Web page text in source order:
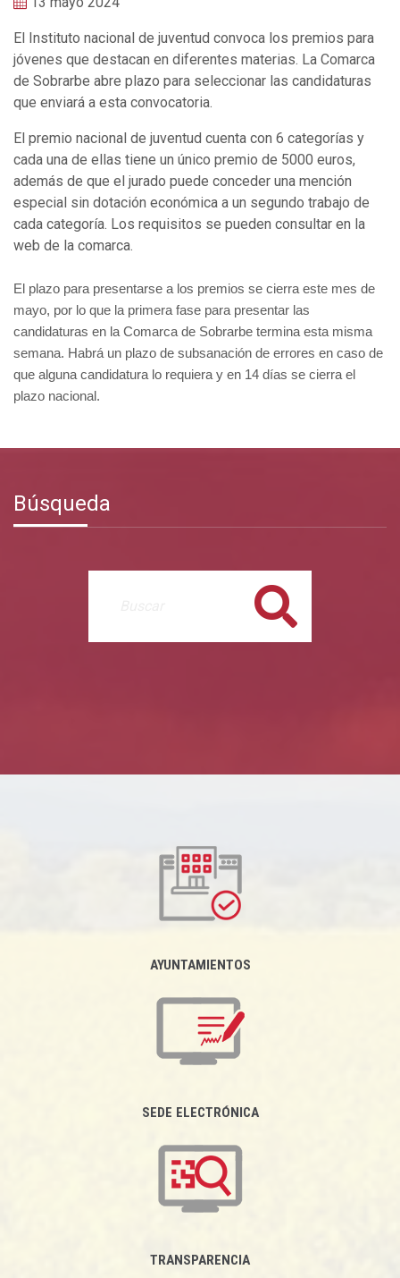
El Instituto nacional de juventud convoca los premios para
jóvenes que destacan en diferentes materias. La Comarca
de Sobrarbe abre plazo para seleccionar las candidaturas
que enviará a esta convocatoria.
El premio nacional de juventud cuenta con 6 categorías y
cada una de ellas tiene un único premio de 5000 euros,
además de que el jurado puede conceder una mención
especial sin dotación económica a un segundo trabajo de
cada categoría. Los requisitos se pueden consultar en la
web de la comarca.
El plazo para presentarse a los premios se cierra este mes de
mayo, por lo que la primera fase para presentar las
candidaturas en la Comarca de Sobrarbe termina esta misma
semana. Habrá un plazo de subsanación de errores en caso de
que alguna candidatura lo requiera y en 14 días se cierra el
plazo nacional.
Búsqueda
Buscar
AYUNTAMIENTOS
SEDE ELECTRÓNICA
TRANSPARENCIA